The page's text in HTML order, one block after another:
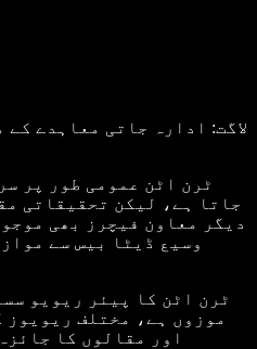
لاگت: ادارہ جاتی معاہدے کے
ٹرن اٹن عمومی طور پر
جاتا ہے، لیکن تحقیقاتی
دیگر معاون فیچرز بھی
وسیع ڈیٹا بیس سے
ٹرن اٹن کا پیئر ریویو
موزوں ہے، مختلف
اور مقالوں کا